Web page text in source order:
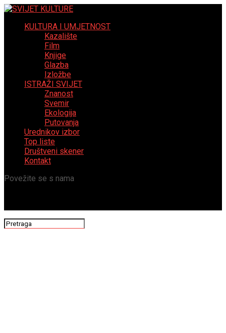
KULTURA I UMJETNOST
Kazalište
Film
Knjige
Glazba
Izložbe
ISTRAŽI SVIJET
Znanost
Svemir
Ekologija
Putovanja
Urednikov izbor
Top liste
Društveni skener
Kontakt
Povežite se s nama